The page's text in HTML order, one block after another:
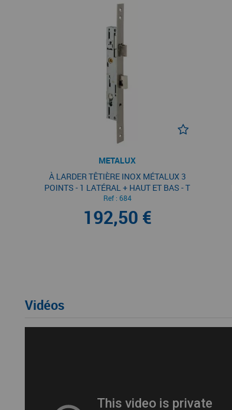
METALUX
À LARDER TÊTIÈRE INOX MÉTALUX 3
POINTS - 1 LATÉRAL + HAUT ET BAS - T
7 PÊNE DORMANT ET 1/2 TOUR
Ref : 684
192,50 €
Vidéos